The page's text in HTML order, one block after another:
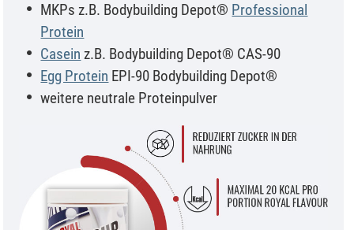
MKPs z.B. Bodybuilding Depot® Professional
Protein
Casein z.B. Bodybuilding Depot® CAS-90
Egg Protein EPI-90 Bodybuilding Depot®
weitere neutrale Proteinpulver